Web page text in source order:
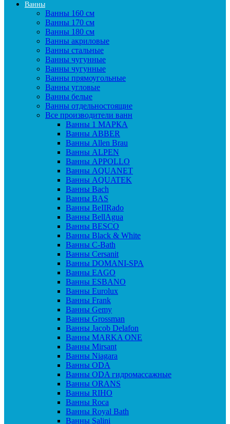
Ванны
Ванны 160 см
Ванны 170 см
Ванны 180 см
Ванны акриловые
Ванны стальные
Ванны чугунные
Ванны чугунные
Ванны прямоугольные
Ванны угловые
Ванны белые
Ванны отдельностоящие
Все производители ванн
Ванны 1 МАРКА
Ванны ABBER
Ванны Allen Brau
Ванны ALPEN
Ванны APPOLLO
Ванны AQUANET
Ванны AQUATEK
Ванны Bach
Ванны BAS
Ванны BeIIRado
Ванны BellAgua
Ванны BESCO
Ванны Black & White
Ванны C-Bath
Ванны Cersanit
Ванны DOMANI-SPA
Ванны EAGO
Ванны ESBANO
Ванны Eurolux
Ванны Frank
Ванны Gemy
Ванны Grossman
Ванны Jacob Delafon
Ванны MARKA ONE
Ванны Mirsant
Ванны Niagara
Ванны ODA
Ванны ODA гидромассажные
Ванны ORANS
Ванны RIHO
Ванны Roca
Ванны Royal Bath
Ванны Salini